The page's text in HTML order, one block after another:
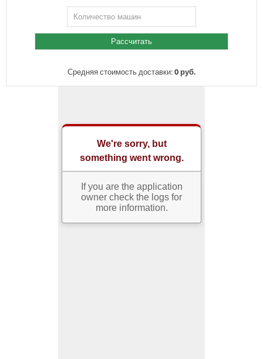
Средняя стоимость доставки:0 руб.